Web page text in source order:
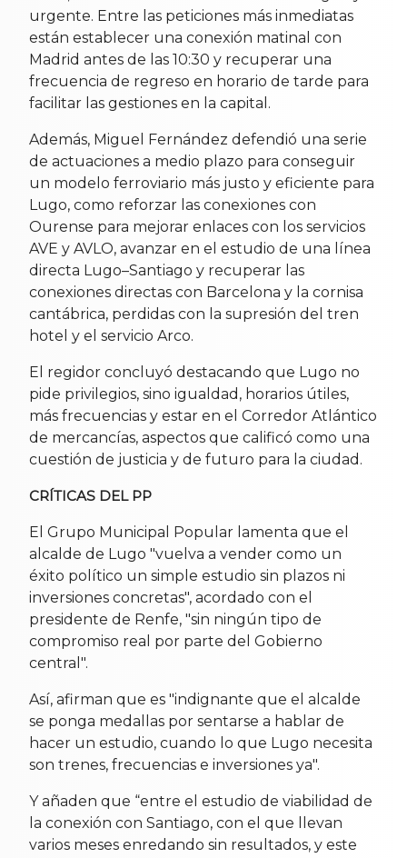
urgente. Entre las peticiones más inmediatas
están establecer una conexión matinal con
Madrid antes de las 10:30 y recuperar una
frecuencia de regreso en horario de tarde para
facilitar las gestiones en la capital.
Además, Miguel Fernández defendió una serie
de actuaciones a medio plazo para conseguir
un modelo ferroviario más justo y eficiente para
Lugo, como reforzar las conexiones con
Ourense para mejorar enlaces con los servicios
AVE y AVLO, avanzar en el estudio de una línea
directa Lugo–Santiago y recuperar las
conexiones directas con Barcelona y la cornisa
cantábrica, perdidas con la supresión del tren
hotel y el servicio Arco.
El regidor concluyó destacando que Lugo no
pide privilegios, sino igualdad, horarios útiles,
más frecuencias y estar en el Corredor Atlántico
de mercancías, aspectos que calificó como una
cuestión de justicia y de futuro para la ciudad.
CRÍTICAS DEL PP
El Grupo Municipal Popular lamenta que el
alcalde de Lugo "vuelva a vender como un
éxito político un simple estudio sin plazos ni
inversiones concretas", acordado con el
presidente de Renfe, "sin ningún tipo de
compromiso real por parte del Gobierno
central".
Así, afirman que es "indignante que el alcalde
se ponga medallas por sentarse a hablar de
hacer un estudio, cuando lo que Lugo necesita
son trenes, frecuencias e inversiones ya".
Y añaden que “entre el estudio de viabilidad de
la conexión con Santiago, con el que llevan
varios meses enredando sin resultados, y este